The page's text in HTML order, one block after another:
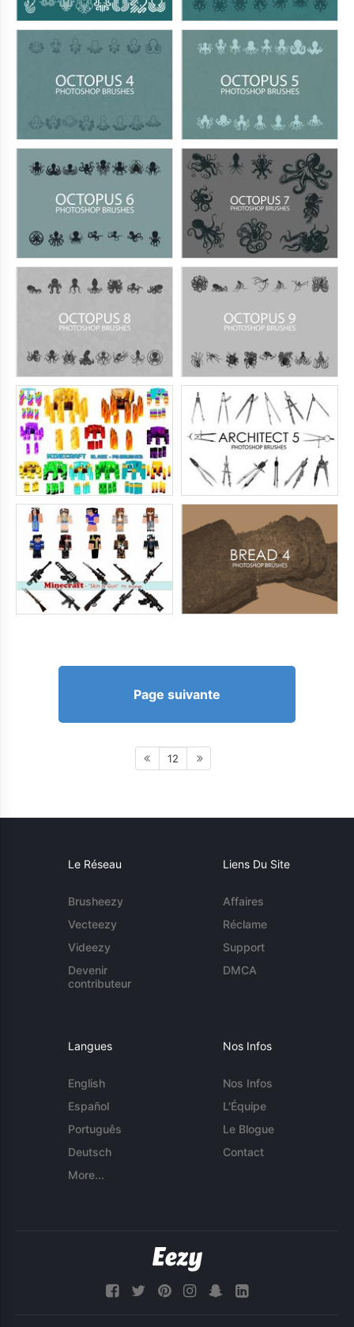
Page suivante
12
Le Réseau
Brusheezy
Vecteezy
Videezy
Devenir
contributeur
Liens Du Site
Affaires
Réclame
Support
DMCA
Langues
English
Español
Português
Deutsch
More...
Nos Infos
Nos Infos
L'Équipe
Le Blogue
Contact